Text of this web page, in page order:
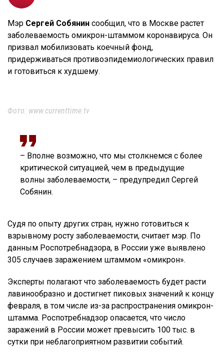
Мэр Сергей Собянин сообщил, что в Москве растет
заболеваемость омикрон-штаммом коронавируса. Он
призвал мобилизовать коечный фонд,
придерживаться противоэпидемиологических правил
и готовиться к худшему.
Фото: www.currenttime.tv
– Вполне возможно, что мы столкнемся с более
критической ситуацией, чем в предыдущие
волны заболеваемости, – предупредил Сергей
Собянин.
Судя по опыту других стран, нужно готовиться к
взрывному росту заболеваемости, считает мэр. По
данным Роспотребнадзора, в России уже выявлено
305 случаев заражением штаммом «омикрон».
Эксперты полагают что заболеваемость будет расти
лавинообразно и достигнет пиковых значений к концу
февраля, в том числе из-за распространения омикрон-
штамма. Роспотребнадзор опасается, что число
заражений в России может превысить 100 тыс. в
сутки при неблагоприятном развитии событий.